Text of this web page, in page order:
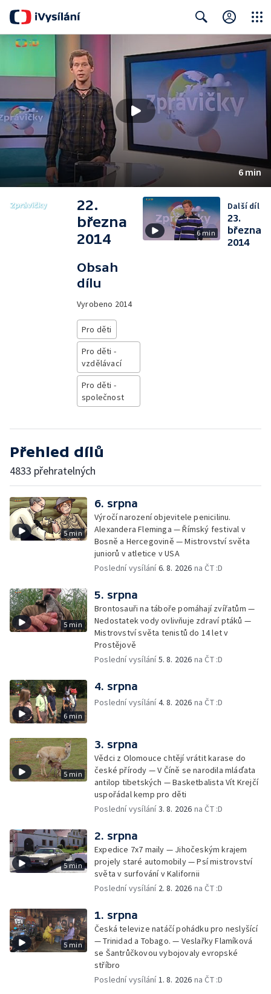
Close
6 min
22.
března
2014
Obsah
dílu
Vyrobeno 2014
Pro děti
Pro děti -
vzdělávací
Pro děti -
společnost
6 min
Další díl
23.
března
2014
Přehled dílů
4833 přehratelných
5 min
6. srpna
Výročí narození objevitele penicilinu.
Alexandera Fleminga — Římský festival v
Bosně a Hercegovině — Mistrovství světa
juniorů v atletice v USA
Poslední vysílání6. 8. 2026 na ČT :D
5 min
5. srpna
Brontosauři na táboře pomáhají zvířatům —
Nedostatek vody ovlivňuje zdraví ptáků —
Mistrovství světa tenistů do 14 let v
Prostějově
Poslední vysílání5. 8. 2026 na ČT :D
6 min
4. srpna
Poslední vysílání4. 8. 2026 na ČT :D
5 min
3. srpna
Vědci z Olomouce chtějí vrátit karase do
české přírody — V Číně se narodila mláďata
antilop tibetských — Basketbalista Vít Krejčí
uspořádal kemp pro děti
Poslední vysílání3. 8. 2026 na ČT :D
5 min
2. srpna
Expedice 7x7 maily — Jihočeským krajem
projely staré automobily — Psí mistrovství
světa v surfování v Kalifornii
Poslední vysílání 2. 8. 2026 na ČT :D
5 min
1. srpna
Česká televize natáčí pohádku pro neslyšící
— Trinidad a Tobago. — Veslařky Flamíková
se Šantrůčkovou vybojovaly evropské
stříbro
Poslední vysílání1. 8. 2026 na ČT :D